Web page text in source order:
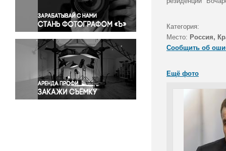
Происшествия и конфликты
Религия
Светская жизнь
Спорт
Экология
Экономика и бизнес
Категория:
Место: Россия,
Сообщить об
Ещё фото